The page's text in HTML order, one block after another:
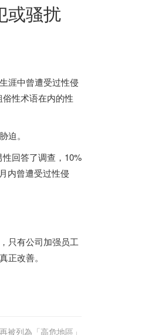
或骚扰
涯中曾遭受过性侵
性术语在内的性
迫。
回答了调查，10%
内曾遭受过性侵
只有公司加强员工
改善。
被列為「高危地區」